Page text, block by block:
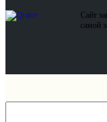
Сайт
самой